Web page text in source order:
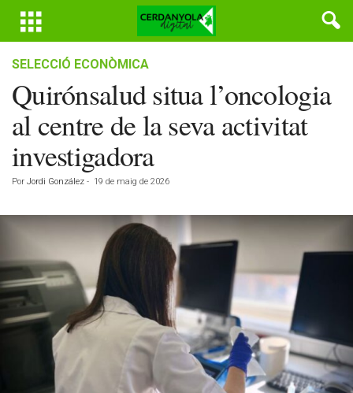
SELECCIÓ ECONÒMICA
Quirónsalud situa l’oncologia
al centre de la seva activitat
investigadora
Por Jordi González - 19 de maig de 2026